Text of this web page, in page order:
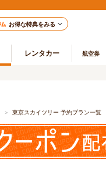
お得な特典をみる
レンタカー 航空券
＞ 東京スカイツリー 予約プラン一覧